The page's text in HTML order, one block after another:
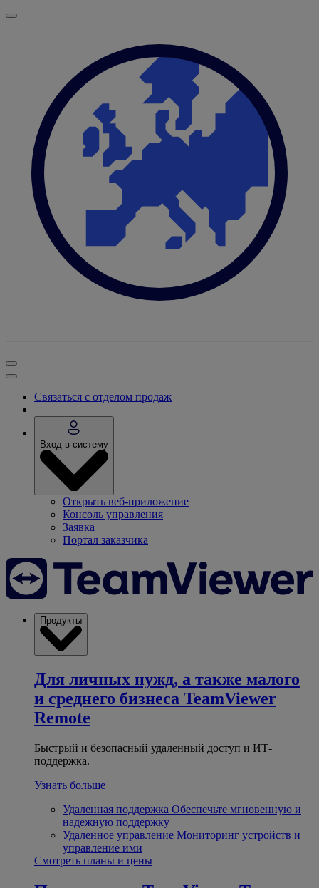
Связаться с отделом продаж
Вход в систему
Открыть веб-приложение
Консоль управления
Заявка
Портал заказчика
Продукты
Для личных нужд, а также малого
и среднего бизнеса TeamViewer
Remote
Быстрый и безопасный удаленный доступ и ИТ-
поддержка.
Узнать больше
Удаленная поддержка Обеспечьте мгновенную и
надежную поддержку
Удаленное управление Мониторинг устройств и
управление ими
Смотреть планы и цены